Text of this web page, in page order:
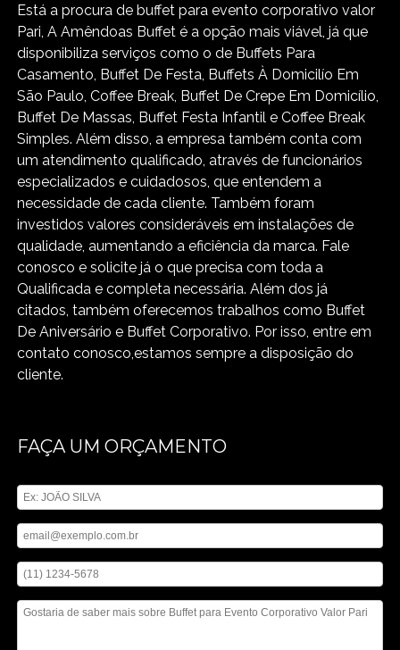
Está a procura de buffet para evento corporativo valor
Pari, A Amêndoas Buffet é a opção mais viável, já que
disponibiliza serviços como o de Buffets Para
Casamento, Buffet De Festa, Buffets À Domicilío Em
São Paulo, Coffee Break, Buffet De Crepe Em Domicílio,
Buffet De Massas, Buffet Festa Infantil e Coffee Break
Simples. Além disso, a empresa também conta com
um atendimento qualificado, através de funcionários
especializados e cuidadosos, que entendem a
necessidade de cada cliente. Também foram
investidos valores consideráveis em instalações de
qualidade, aumentando a eficiência da marca. Fale
conosco e solicite já o que precisa com toda a
Qualificada e completa necessária. Além dos já
citados, também oferecemos trabalhos como Buffet
De Aniversário e Buffet Corporativo. Por isso, entre em
contato conosco,estamos sempre a disposição do
cliente.
FAÇA UM ORÇAMENTO